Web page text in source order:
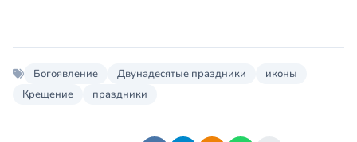
Богоявление Двунадесятые праздники
иконы
Крещение
праздники